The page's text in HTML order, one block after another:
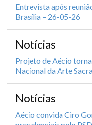
Entrevista após
Brasília – 26-05-26
Notícias
Projeto de Aécio
Nacional da Arte Sacra
Notícias
Aécio convida Ciro